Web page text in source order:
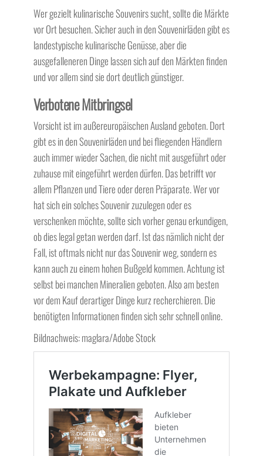
Wer gezielt kulinarische Souvenirs sucht, sollte die Märkte
vor Ort besuchen. Sicher auch in den Souvenirläden gibt es
landestypische kulinarische Genüsse, aber die
ausgefalleneren Dinge lassen sich auf den Märkten finden
und vor allem sind sie dort deutlich günstiger.
Verbotene Mitbringsel
Vorsicht ist im außereuropäischen Ausland geboten. Dort
gibt es in den Souvenirläden und bei fliegenden Händlern
auch immer wieder Sachen, die nicht mit ausgeführt oder
zuhause mit eingeführt werden dürfen. Das betrifft vor
allem Pflanzen und Tiere oder deren Präparate. Wer vor
hat sich ein solches Souvenir zuzulegen oder es
verschenken möchte, sollte sich vorher genau erkundigen,
ob dies legal getan werden darf. Ist das nämlich nicht der
Fall, ist oftmals nicht nur das Souvenir weg, sondern es
kann auch zu einem hohen Bußgeld kommen. Achtung ist
selbst bei manchen Mineralien geboten. Also am besten
vor dem Kauf derartiger Dinge kurz recherchieren. Die
benötigten Informationen finden sich sehr schnell online.
Bildnachweis: maglara/Adobe Stock